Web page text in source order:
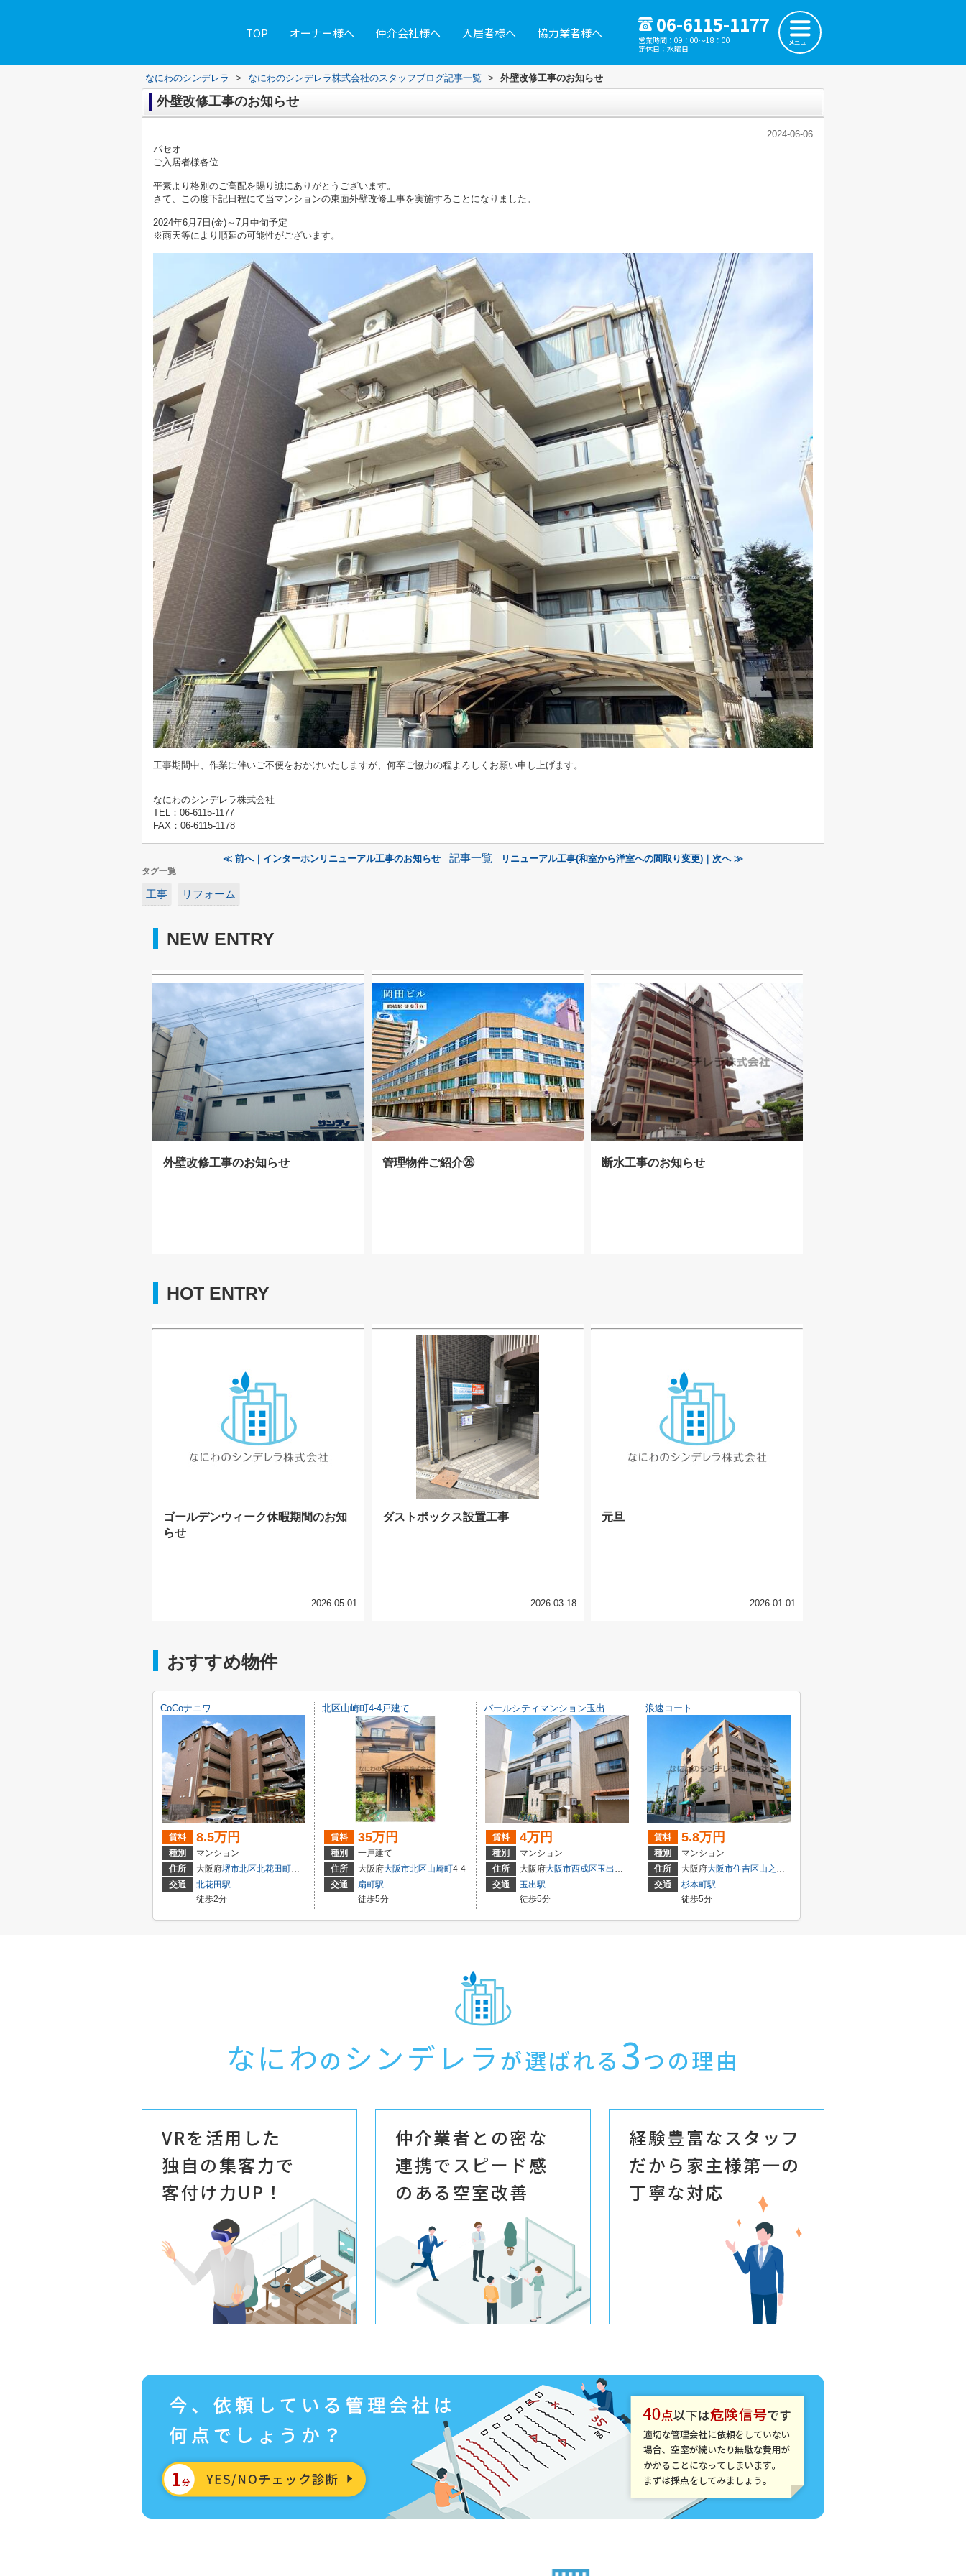
TOP オーナー様へ 仲介会社様へ 入居者様へ 協力業者様へ 06-6115-1177
営業時間：09：00～18：00
定休日：水曜日
なにわのシンデレラ > なにわのシンデレラ株式会社のスタッフブログ記事一覧 > 外壁改修工事のお知らせ
外壁改修工事のお知らせ
2024-06-06
パセオ
ご入居者様各位
平素より格別のご高配を賜り誠にありがとうございます。
さて、この度下記日程にて当マンションの東面外壁改修工事を実施することになりました。
2024年6月7日(金)～7月中旬予定
※雨天等により順延の可能性がございます。
工事期間中、作業に伴いご不便をおかけいたしますが、何卒ご協力の程よろしくお願い申し上げます。
なにわのシンデレラ株式会社
TEL：06-6115-1177
FAX：06-6115-1178
≪ 前へ｜インターホンリニューアル工事のお知らせ 記事一覧 リニューアル工事(和室から洋室への間取り変更)｜次へ ≫
タグ一覧
工事 リフォーム
NEW ENTRY
外壁改修工事のお知らせ 管理物件ご紹介㉘ 断水工事のお知らせ
HOT ENTRY
ゴールデンウィーク休暇期間のお知
らせ
2026-05-01
ダストボックス設置工事
2026-03-18
元旦
2026-01-01
おすすめ物件
CoCoナニワ
賃料 8.5万円
種別
マンション
住所
大阪府堺市北区北花田町３丁２１－５
交通
北花田駅
徒歩2分
北区山崎町4-4戸建て
賃料 35万円
種別
一戸建て
住所
大阪府大阪市北区山崎町4-4
交通
扇町駅
徒歩5分
パールシティマンション玉出
賃料 4万円
種別
マンション
住所
大阪府大阪市西成区玉出中
２丁目1-16
交通
玉出駅
徒歩5分
浪速コート
賃料 5.8万円
種別
マンション
住所
大阪府大阪市住吉区山之内
交通
杉本町駅
徒歩5分
なにわの シンデレラ が選ばれる 3つの理由
VRを活用した
独自の集客力で
客付け力UP！
仲介業者との密な
連携でスピード感
のある空室改善
経験豊富なスタッフ
だから家主様第一の
丁寧な対応